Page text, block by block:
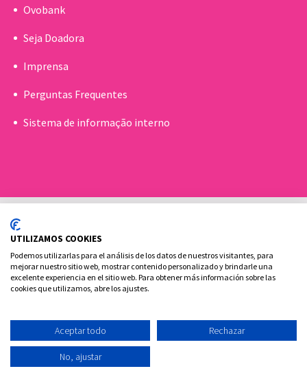
Ovobank
Seja Doadora
Imprensa
Perguntas Frequentes
Sistema de informação interno
Política de cookies
Aviso Legal e Privacidade
Ovoclinic ©2026
UTILIZAMOS COOKIES
Podemos utilizarlas para el análisis de los datos de nuestros visitantes, para
mejorar nuestro sitio web, mostrar contenido personalizado y brindarle una
excelente experiencia en el sitio web. Para obtener más información sobre las
cookies que utilizamos, abre los ajustes.
Aceptar todo Rechazar
No, ajustar